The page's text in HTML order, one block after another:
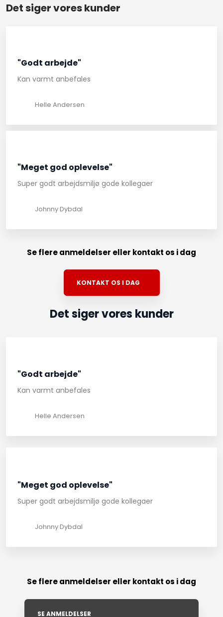
Det siger vores kunder​
"Godt arbejde"
Kan varmt anbefales
Helle Andersen
"Meget god oplevelse"
Super godt arbejdsmiljø gode kollegaer
Johnny Dybdal
Se flere anmeldelser eller kontakt os i dag
KONTAKT OS I DAG​
Det siger vores kunder​
"Godt arbejde"
Kan varmt anbefales
Helle Andersen
"Meget god oplevelse"
Super godt arbejdsmiljø gode kollegaer
Johnny Dybdal
Se flere anmeldelser eller kontakt os i dag
SE ANMELDELSER